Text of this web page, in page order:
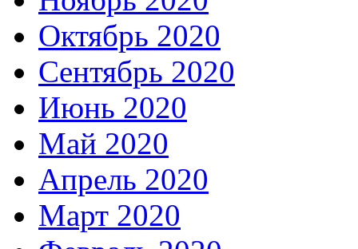
Октябрь 2020
Сентябрь 2020
Июнь 2020
Май 2020
Апрель 2020
Март 2020